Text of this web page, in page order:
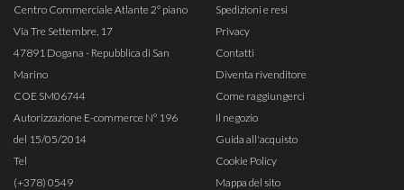
Centro Commerciale Atlante 2° piano
Via Tre Settembre, 17
47891 Dogana - Repubblica di San
Marino
COE SM06744
Autorizzazione E-commerce N° 196
del 15/05/2014
Tel
(+378) 0549
Spedizioni e resi
Privacy
Contatti
Diventa rivenditore
Come raggiungerci
Il negozio
Guida all'acquisto
Cookie Policy
Mappa del sito